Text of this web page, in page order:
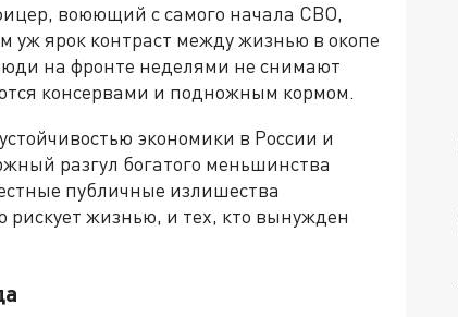
воюющий с самого начала СВО,
уж ярок контраст между жизнью в окопе
на фронте неделями не снимают
консервами и подножным кормом.
экономики в России и
разгул богатого меньшинства
публичные излишества
рискует жизнью, и тех, кто вынужден